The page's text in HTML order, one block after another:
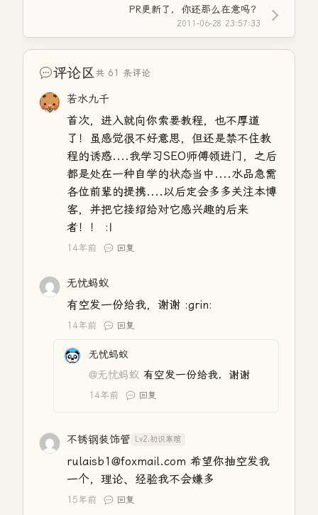
PR更新了，你还那么在意吗？
2011-06-28 23:57:33
评论区共 61 条评论
若水九千
首次，进入就向你索要教程，也不厚道
了！虽感觉很不好意思，但还是禁不住教
程的诱惑....我学习SEO师傅领进门，之后
都是处在一种自学的状态当中....水品急需
各位前辈的提携....以后定会多多关注本博
客，并把它接绍给对它感兴趣的后来
者！！ :|
14年前 回复
无忧蚂蚁
有空发一份给我，谢谢 :grin:
14年前 回复
无忧蚂蚁
@无忧蚂蚁 有空发一份给我，谢谢
14年前 回复
不锈钢装饰管 Lv2.初识寒暄
rulaisb1@foxmail.com 希望你抽空发我
一个，理论、经验我不会嫌多
15年前 回复